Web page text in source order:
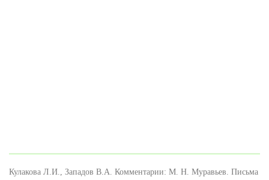
Кулакова Л.И., Западов В.А. Комментарии: М. Н. Муравьев. Письма